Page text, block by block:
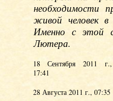
необходимости
живой человек в
Именно с этой
Лютера.
18 Сентября 2011 г.,
17:41
28 Августа 2011 г., 07:35